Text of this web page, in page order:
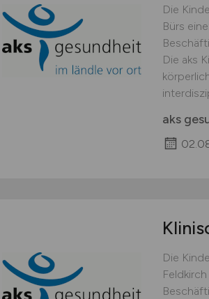
Die
Bürs
Die aks
aks
Die